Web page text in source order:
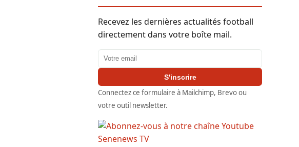
Recevez les dernières actualités football
directement dans votre boîte mail.
Adresse email
S'inscrire
Connectez ce formulaire à Mailchimp, Brevo ou
votre outil newsletter.